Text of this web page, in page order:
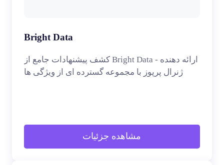
Bright Data
کشف پیشنهادات جامع از Bright Data - ارائه دهنده
ژنرال پرپوز با مجموعه گسترده ای از ویژگی ها
مشاهده جزئیات